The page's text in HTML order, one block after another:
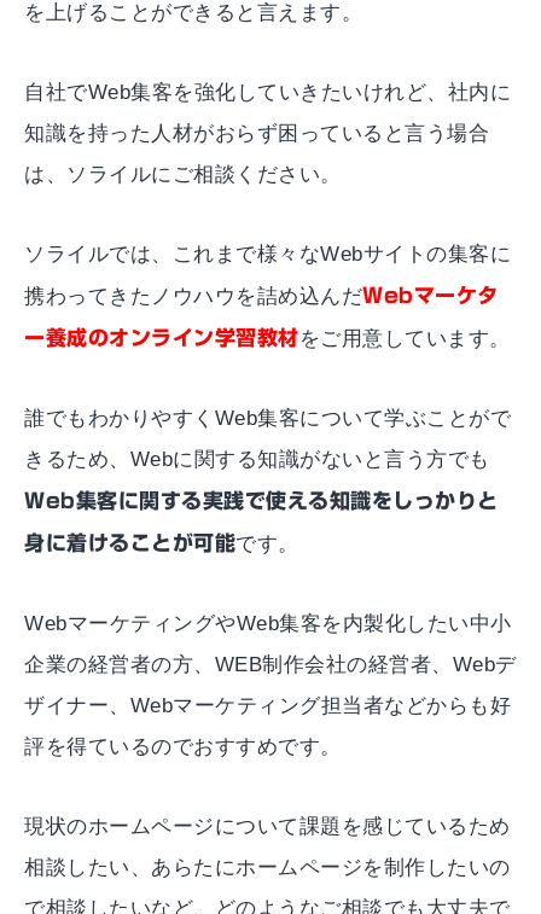
を上げることができると言えます。
自社でWeb集客を強化していきたいけれど、社内に
知識を持った人材がおらず困っていると言う場合
は、ソライルにご相談ください。
ソライルでは、これまで様々なWebサイトの集客に
携わってきたノウハウを詰め込んだWebマーケタ
ー養成のオンライン学習教材をご用意しています。
誰でもわかりやすくWeb集客について学ぶことがで
きるため、Webに関する知識がないと言う方でも
Web集客に関する実践で使える知識をしっかりと
身に着けることが可能です。
WebマーケティングやWeb集客を内製化したい中小
企業の経営者の方、WEB制作会社の経営者、Webデ
ザイナー、Webマーケティング担当者などからも好
評を得ているのでおすすめです。
現状のホームページについて課題を感じているため
相談したい、あらたにホームページを制作したいの
で相談したいなど、どのようなご相談でも大丈夫で